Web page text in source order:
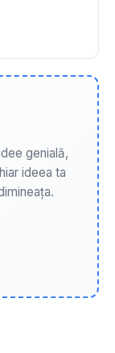
genială,
ideea ta